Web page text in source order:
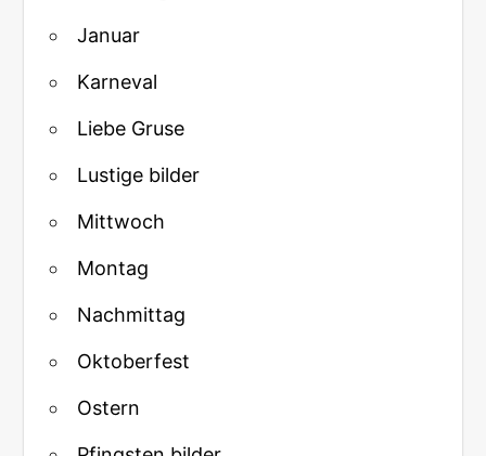
Januar
Karneval
Liebe Gruse
Lustige bilder
Mittwoch
Montag
Nachmittag
Oktoberfest
Ostern